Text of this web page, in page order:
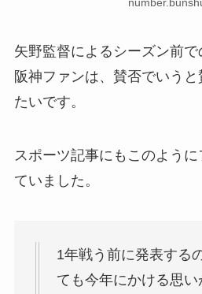
矢野監督によるシーズン前
阪神ファンは、賛否でいう
たいです。
スポーツ記事にもこのよう
ていました。
1年戦う前に発表する
ても今年にかける思い